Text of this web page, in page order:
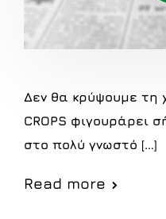
Δεν θα κρύψουμε τη
CROPS φιγουράρει
στο πολύ γνωστό […]
Read more